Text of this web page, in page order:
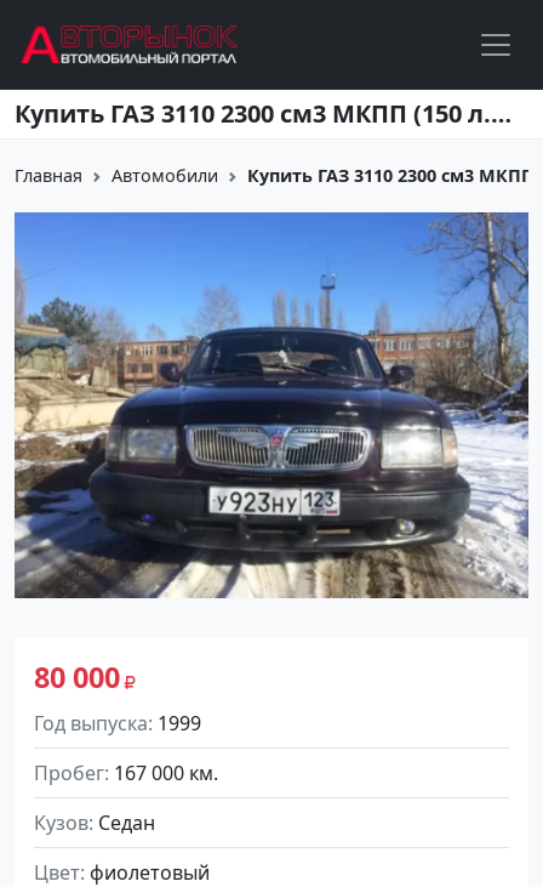
Перейти к основному содержанию Купить ГАЗ 3110 2300 см3 МКПП (150 л.с.) Бензиновый в Кропоткин: цвет фиолетовый Седан 1999 года по цене 80000 рублей, объявление №3218 на сайте Авторынок23
Главная Автомобили Купить ГАЗ 3110 2300 см3 МКПП
80 000
Год выпуска 1999
Пробег 167 000 км.
Кузов Седан
Цвет фиолетовый